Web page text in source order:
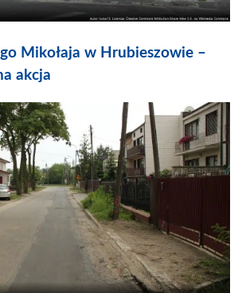
Mikołaja w Hrubieszowie –
akcja